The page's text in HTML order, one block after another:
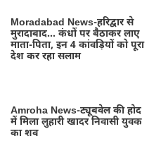
Moradabad News-हरिद्वार से
मुरादाबाद… कंधों पर बैठाकर लाए
माता-पिता, इन 4 कांवड़ियों को पूरा
देश कर रहा सलाम
Amroha News-ट्यूबवेल की होद
में मिला लुहारी खादर निवासी युवक
का शव